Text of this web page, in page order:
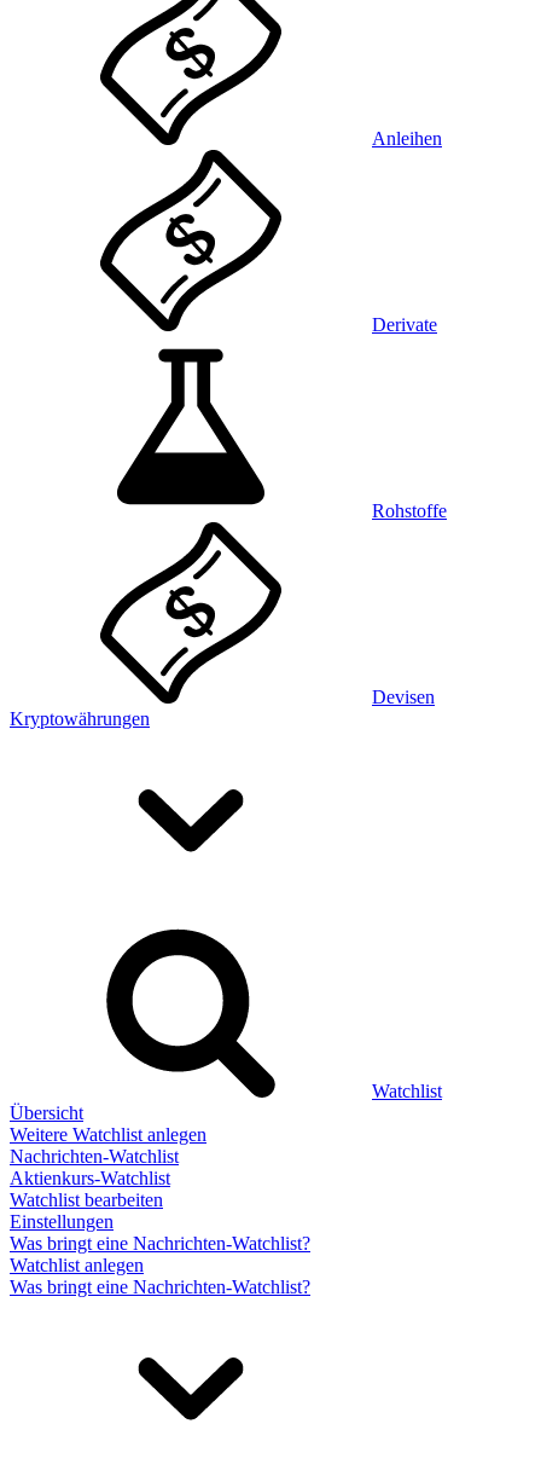
Anleihen
Derivate
Rohstoffe
Devisen
Kryptowährungen
Watchlist
Übersicht
Weitere Watchlist anlegen
Nachrichten-Watchlist
Aktienkurs-Watchlist
Watchlist bearbeiten
Einstellungen
Was bringt eine Nachrichten-Watchlist?
Watchlist anlegen
Was bringt eine Nachrichten-Watchlist?